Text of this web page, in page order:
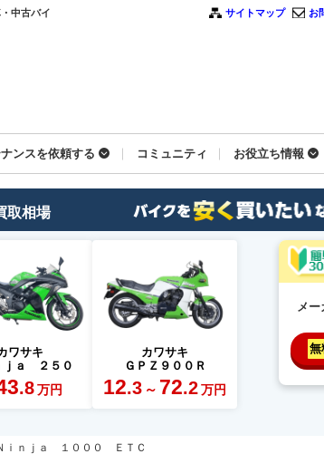
中古バイ
サイトマップ お
ンスを依頼する コミュニティ お役立ち情報
取相場
ワサキ
ｊａ ２５０
.8 万円
カワサキ
ＧＰＺ９００Ｒ
12.3 ～ 72.2万円
メ
無
ｉｎｊａ １０００ ＥＴＣ